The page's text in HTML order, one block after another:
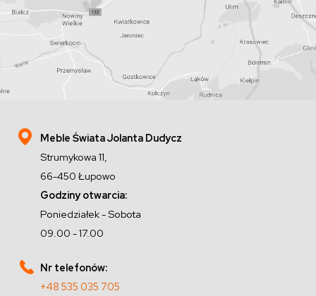
Meble Świata Jolanta Dudycz
Strumykowa 11,
66-450 Łupowo
Godziny otwarcia:
Poniedziałek - Sobota
09.00 - 17.00
Nr telefonów:
+48 535 035 705